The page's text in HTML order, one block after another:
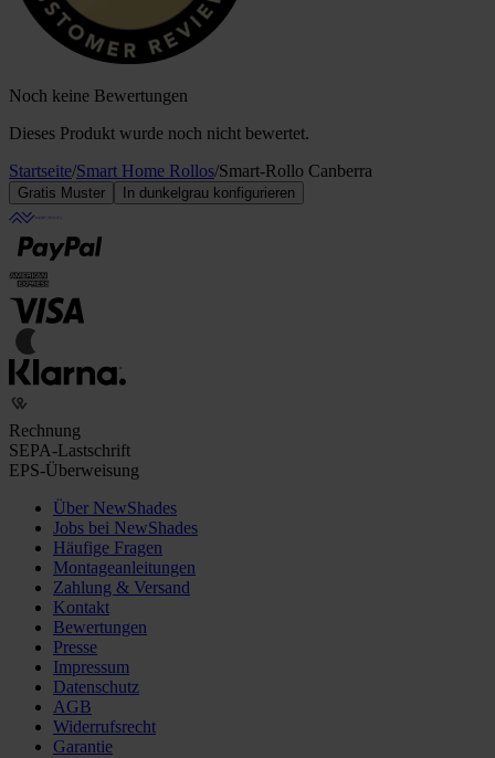
Noch keine Bewertungen
Dieses Produkt wurde noch nicht bewertet.
Startseite/Smart Home Rollos/Smart-Rollo Canberra
Gratis Muster In dunkelgrau konfigurieren
Rechnung
SEPA-Lastschrift
EPS-Überweisung
Über NewShades
Jobs bei NewShades
Häufige Fragen
Montageanleitungen
Zahlung & Versand
Kontakt
Bewertungen
Presse
Impressum
Datenschutz
AGB
Widerrufsrecht
Garantie